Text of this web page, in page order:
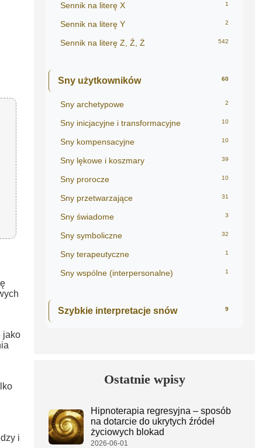
jako
i
Sennik na literę X 1
Sennik na literę Y 2
Sennik na literę Z, Ź, Ż 542
Sny użytkowników 60
Sny archetypowe 2
Sny inicjacyjne i transformacyjne 10
Sny kompensacyjne 10
Sny lękowe i koszmary 39
Sny prorocze 10
Sny przetwarzające 31
Sny świadome 3
Sny symboliczne 32
Sny terapeutyczne 1
Sny wspólne (interpersonalne) 1
Szybkie interpretacje snów 9
Ostatnie wpisy
Hipnoterapia regresyjna – sposób
na dotarcie do ukrytych źródeł
życiowych blokad
2026-06-01